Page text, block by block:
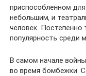
приспособленном
небольшим, и
человек. Постепенно
популярность среди
В самом начале
во время бомбежки.